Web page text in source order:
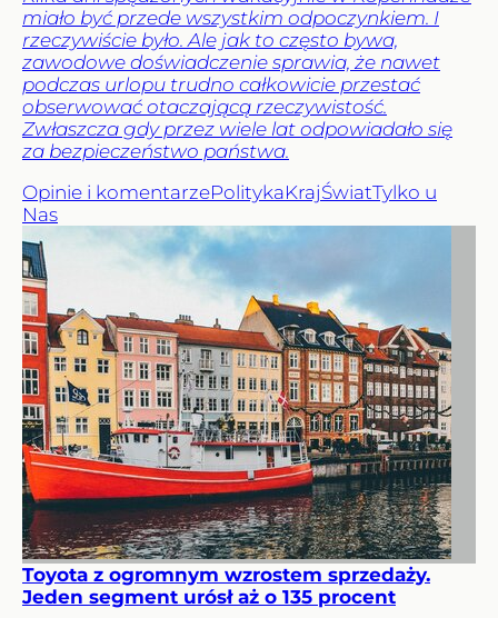
miało być przede wszystkim odpoczynkiem. I
rzeczywiście było. Ale jak to często bywa,
zawodowe doświadczenie sprawia, że nawet
podczas urlopu trudno całkowicie przestać
obserwować otaczającą rzeczywistość.
Zwłaszcza gdy przez wiele lat odpowiadało się
za bezpieczeństwo państwa.
Opinie i komentarzePolitykaKrajŚwiatTylko u
Nas
Toyota z ogromnym wzrostem sprzedaży.
Jeden segment urósł aż o 135 procent